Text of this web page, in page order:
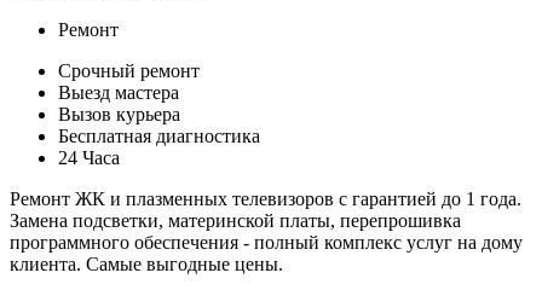
Ремонт
Срочный ремонт
Выезд мастера
Вызов курьера
Бесплатная диагностика
24 Часа
Ремонт ЖК и плазменных телевизоров с гарантией до 1 года.
Замена подсветки, материнской платы, перепрошивка
программного обеспечения - полный комплекс услуг на дому
клиента. Самые выгодные цены.